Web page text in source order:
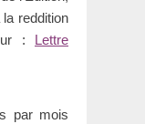
reddition
: Lettre
par mois